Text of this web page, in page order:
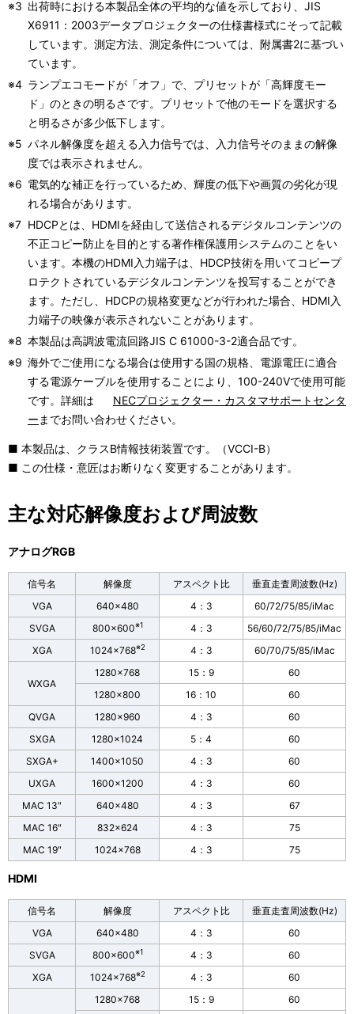
※3 出荷時における本製品全体の平均的な値を示しており、JIS
X6911：2003データプロジェクターの仕様書様式にそって記載
しています。測定方法、測定条件については、附属書2に基づい
ています。
※4 ランプエコモードが「オフ」で、プリセットが「高輝度モー
ド」のときの明るさです。プリセットで他のモードを選択する
と明るさが多少低下します。
※5 パネル解像度を超える入力信号では、入力信号そのままの解像
度では表示されません。
※6 電気的な補正を行っているため、輝度の低下や画質の劣化が現
れる場合があります。
※7 HDCPとは、HDMIを経由して送信されるデジタルコンテンツの
不正コピー防止を目的とする著作権保護用システムのことをい
います。本機のHDMI入力端子は、HDCP技術を用いてコピープ
ロテクトされているデジタルコンテンツを投写することができ
ます。ただし、HDCPの規格変更などが行われた場合、HDMI入
力端子の映像が表示されないことがあります。
※8 本製品は高調波電流回路JIS C 61000-3-2適合品です。
※9 海外でご使用になる場合は使用する国の規格、電源電圧に適合
する電源ケーブルを使用することにより、100-240Vで使用可能
です。詳細は
NECプロジェクター・カスタマサポートセンタ
ー までお問い合わせください。
■ 本製品は、クラスB情報技術装置です。（VCCI-B）
■ この仕様・意匠はお断りなく変更することがあります。
主な対応解像度および周波数
アナログRGB
信号名 解像度 アスペクト比
垂直走査周波数(Hz)
VGA
640×480 4：3
60/72/75/85/iMac
SVGA
800×600※1 4：3
56/60/72/75/85/iMac
XGA
1024×768※2 4：3 60/70/75/85/iMac
WXGA
1280×768 15：9
60
1280×800
16：10
60
QVGA
1280×960 4：3
60
SXGA
1280×1024 5：4
60
SXGA+
1400×1050 4：3
60
UXGA
1600×1200 4：3
60
MAC 13″
640×480 4：3
67
MAC 16″
832×624 4：3
75
MAC 19″
1024×768 4：3 75
HDMI
信号名 解像度 アスペクト比
垂直走査周波数(Hz)
VGA
640×480 4：3
60
SVGA
800×600※1 4：3
60
XGA
1024×768※2 4：3 60
1280×768 15：9
60